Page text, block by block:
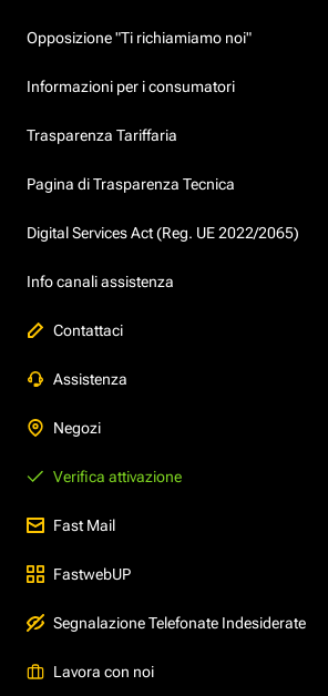
Opposizione "Ti richiamiamo noi"
Informazioni per i consumatori
Trasparenza Tariffaria
Pagina di Trasparenza Tecnica
Digital Services Act (Reg. UE 2022/2065)
Info canali assistenza
Contattaci
Assistenza
Negozi
Verifica attivazione
Fast Mail
FastwebUP
Segnalazione Telefonate Indesiderate
Lavora con noi